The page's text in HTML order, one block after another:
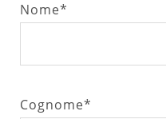
Nome*
Cognome*